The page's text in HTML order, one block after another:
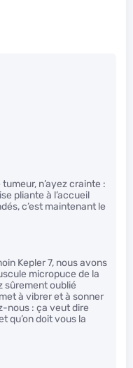
n’ayez crainte :
pliante à l’accueil
c’est maintenant le
Kepler 7, nous avons
micropuce de la
sûrement oublié
à vibrer et à sonner
nous : ça veut dire
qu’on doit vous la